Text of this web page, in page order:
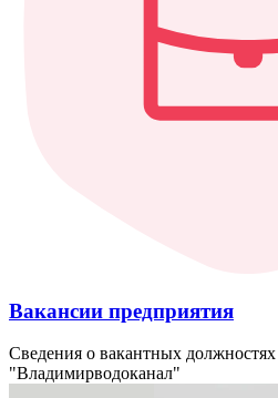
Вакансии предприятия
Сведения о вакантных
"Владимирводоканал"